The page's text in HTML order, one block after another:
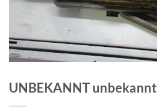
UNBEKANNT unbekannt